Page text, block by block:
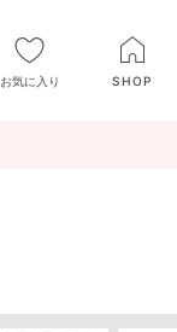
お気に入り SHOP